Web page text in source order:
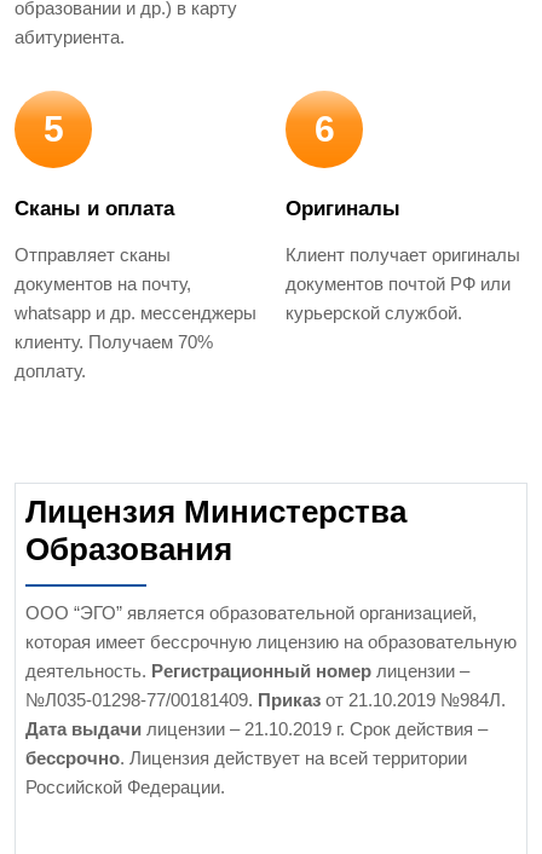
образовании и др.) в карту
абитуриента.
5
Сканы и оплата
Отправляет сканы
документов на почту,
whatsapp и др. мессенджеры
клиенту. Получаем 70%
доплату.
6
Оригиналы
Клиент получает оригиналы
документов почтой РФ или
курьерской службой.
Лицензия Министерства
Образования
ООО “ЭГО” является образовательной организацией,
которая имеет бессрочную лицензию на образовательную
деятельность. Регистрационный номер лицензии –
№Л035-01298-77/00181409. Приказ от 21.10.2019 №984Л.
Дата выдачи лицензии – 21.10.2019 г. Срок действия –
бессрочно. Лицензия действует на всей территории
Российской Федерации.